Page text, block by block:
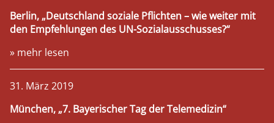
Berlin, „Deutschland soziale Pflichten – wie weiter mit
den Empfehlungen des UN-Sozialausschusses?“
» mehr lesen
31. März 2019
München, „7. Bayerischer Tag der Telemedizin“